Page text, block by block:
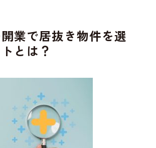
業で居抜き物件を選
とは？